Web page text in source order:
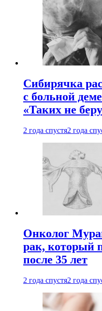
Сибирячка
с больной
«Таких не
2 года спустя2 года
Онколог
рак, который
после 35 лет
2 года спустя2 года